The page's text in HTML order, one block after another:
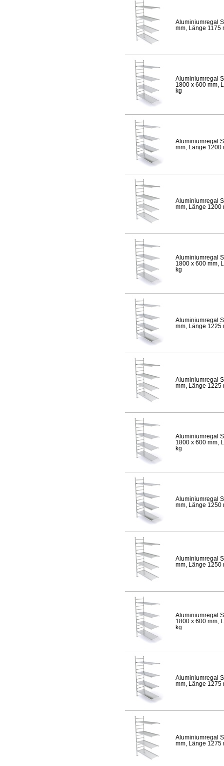
Aluminiumregal
mm, Länge 1175
Aluminiumregal
1800 x 600 mm,
kg
Aluminiumregal
mm, Länge 1200
Aluminiumregal
mm, Länge 1200
Aluminiumregal
1800 x 600 mm,
kg
Aluminiumregal
mm, Länge 1225
Aluminiumregal
mm, Länge 1225
Aluminiumregal
1800 x 600 mm,
kg
Aluminiumregal
mm, Länge 1250
Aluminiumregal
mm, Länge 1250
Aluminiumregal
1800 x 600 mm,
kg
Aluminiumregal
mm, Länge 1275
Aluminiumregal
mm, Länge 1275